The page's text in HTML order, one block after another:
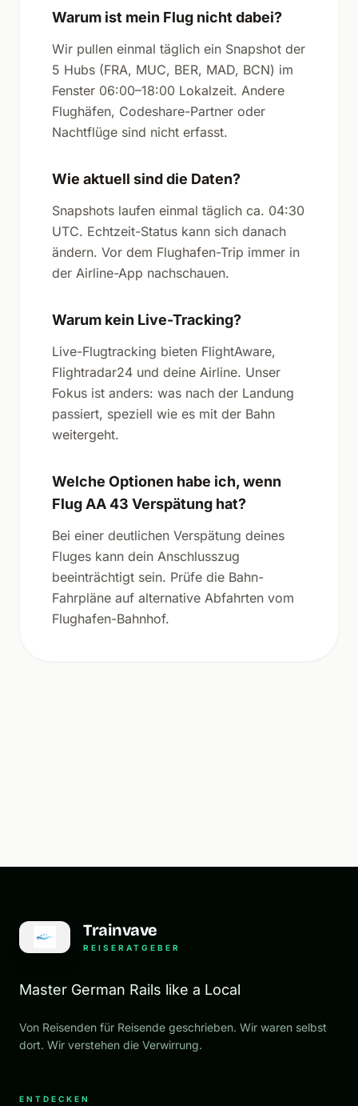
Warum ist mein Flug nicht dabei?
Wir pullen einmal täglich ein Snapshot der
5 Hubs (FRA, MUC, BER, MAD, BCN) im
Fenster 06:00–18:00 Lokalzeit. Andere
Flughäfen, Codeshare-Partner oder
Nachtflüge sind nicht erfasst.
Wie aktuell sind die Daten?
Snapshots laufen einmal täglich ca. 04:30
UTC. Echtzeit-Status kann sich danach
ändern. Vor dem Flughafen-Trip immer in
der Airline-App nachschauen.
Warum kein Live-Tracking?
Live-Flugtracking bieten FlightAware,
Flightradar24 und deine Airline. Unser
Fokus ist anders: was nach der Landung
passiert, speziell wie es mit der Bahn
weitergeht.
Welche Optionen habe ich, wenn
Flug AA 43 Verspätung hat?
Bei einer deutlichen Verspätung deines
Fluges kann dein Anschlusszug
beeinträchtigt sein. Prüfe die Bahn-
Fahrpläne auf alternative Abfahrten vom
Flughafen-Bahnhof.
Trainvave
REISERATGEBER
Master German Rails like a Local
Von Reisenden für Reisende geschrieben. Wir waren selbst
dort. Wir verstehen die Verwirrung.
ENTDECKEN